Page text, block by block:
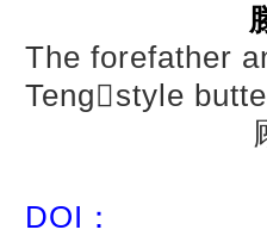
The forefather
Tengstyle
DOI：